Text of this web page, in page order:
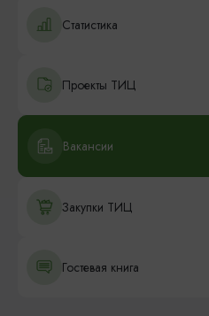
Статистика
Проекты ТИЦ
Вакансии
Закупки ТИЦ
Гостевая книга